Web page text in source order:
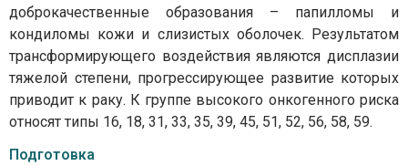
доброкачественные образования – папилломы и
кондиломы кожи и слизистых оболочек. Результатом
трансформирующего воздействия являются дисплазии
тяжелой степени, прогрессирующее развитие которых
приводит к раку. К группе высокого онкогенного риска
относят типы 16, 18, 31, 33, 35, 39, 45, 51, 52, 56, 58, 59.
Подготовка